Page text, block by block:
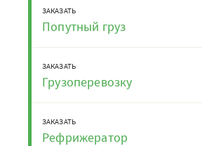
ЗАКАЗАТЬ
Попутный груз
ЗАКАЗАТЬ
Грузоперевозку
ЗАКАЗАТЬ
Рефрижератор